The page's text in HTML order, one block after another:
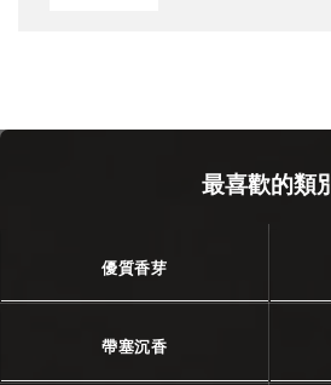
最喜歡的類
優質香芽
帶塞沉香